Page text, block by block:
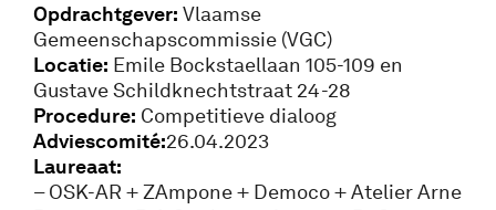
Opdrachtgever: Vlaamse
Gemeenschapscommissie (VGC)
Locatie: Emile Bockstaellaan 105-109 en
Gustave Schildknechtstraat 24-28
Procedure: Competitieve dialoog
Adviescomité:26.04.2023
Laureaat:
– OSK-AR + ZAmpone + Democo + Atelier Arne